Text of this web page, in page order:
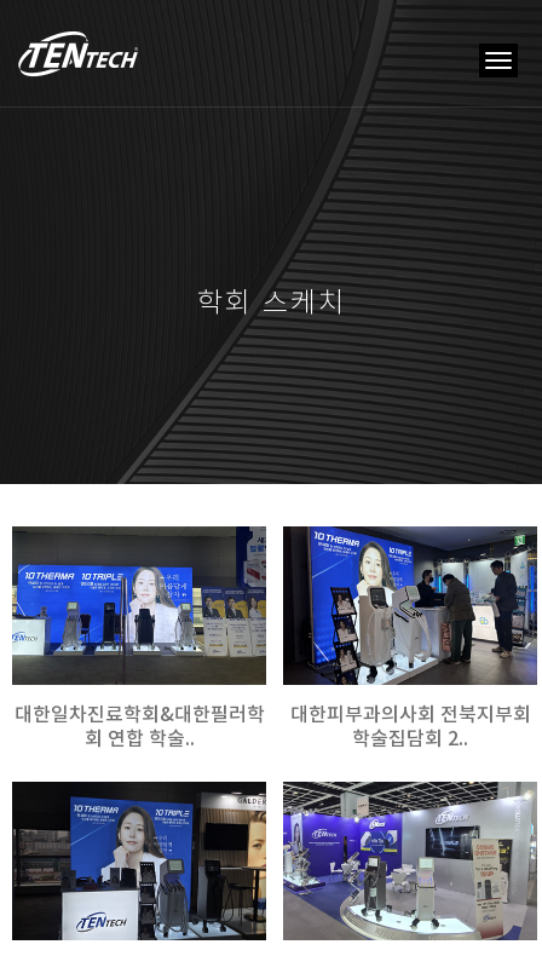
학회 스케치
대한일차진료학회&대한필러학
회 연합 학술..
대한피부과의사회 전북지부회
학술집담회 2..